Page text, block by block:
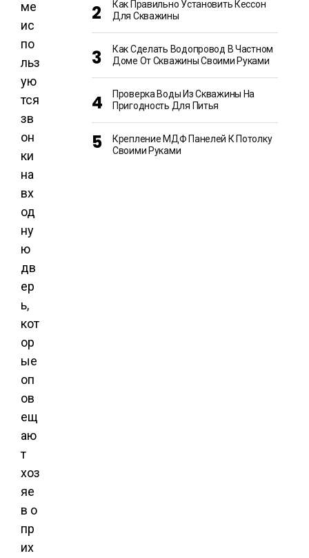
ме
ис
по
льз
ую
тся
зв
он
ки
на
вх
од
ну
ю
дв
ер
ь,
кот
ор
ые
оп
ов
ещ
аю
т
хоз
яе
в о
пр
их
Как Правильно Установить Кессон
Для Скважины
Как Сделать Водопровод В Частном
Доме От Скважины Своими Руками
Проверка Воды Из Скважины На
Пригодность Для Питья
Крепление МДФ Панелей К Потолку
Своими Руками